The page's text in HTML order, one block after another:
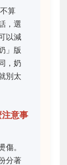
算
，選
以減
」版
，奶
別太
意事
。
分著